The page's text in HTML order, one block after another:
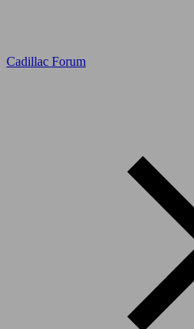
Cadillac Forum